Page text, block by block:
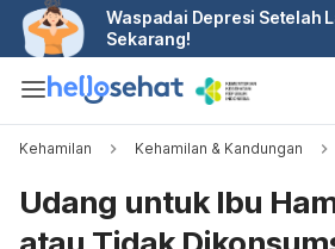
Waspadai Depresi Setelah
Sekarang!
Kehamilan Kehamilan & Kandungan
Udang untuk Ibu